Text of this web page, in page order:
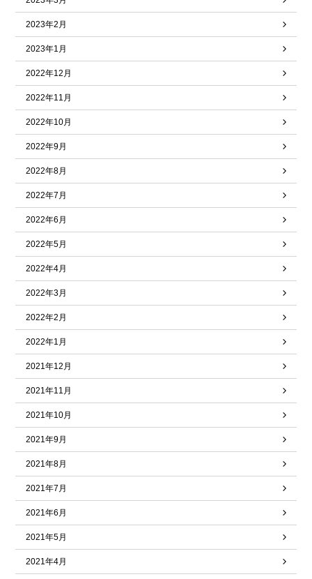
2023年2月
2023年1月
2022年12月
2022年11月
2022年10月
2022年9月
2022年8月
2022年7月
2022年6月
2022年5月
2022年4月
2022年3月
2022年2月
2022年1月
2021年12月
2021年11月
2021年10月
2021年9月
2021年8月
2021年7月
2021年6月
2021年5月
2021年4月